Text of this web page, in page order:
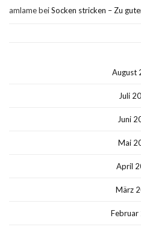
amlamebeiSocken stricken – Zu
August
Juli
Juni
Mai
April
März
Februar